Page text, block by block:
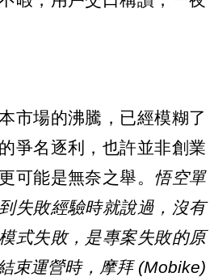
市場的沸騰，已經模糊了
爭名逐利，也許並非創業
可能是無奈之舉。 悟空單
失敗經驗時就說過，沒有
式失敗，是專案失敗的原
束運營時，摩拜 (Mobike)